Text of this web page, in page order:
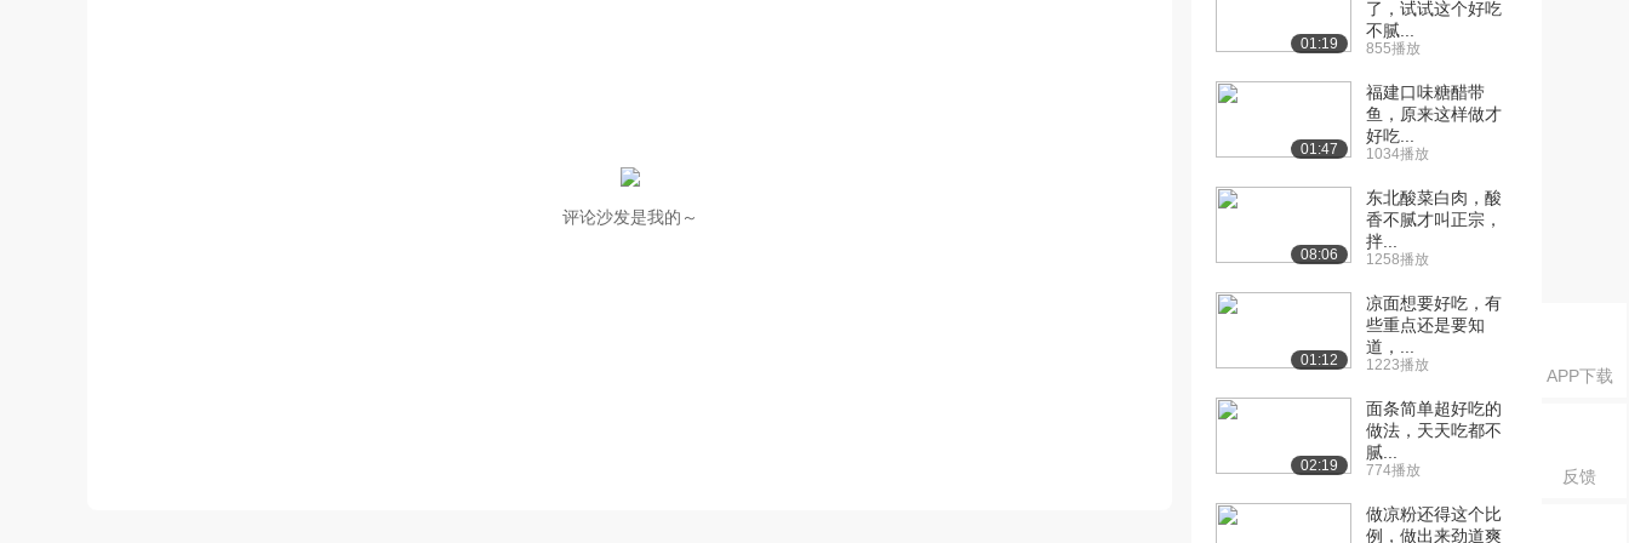
APP下载
反馈
评论沙发是我的～
01:19
了，试试这个好吃
不腻...
855播放
01:47
福建口味糖醋带
鱼，原来这样做才
好吃...
1034播放
08:06
东北酸菜白肉，酸
香不腻才叫正宗，
拌...
1258播放
01:12
凉面想要好吃，有
些重点还是要知
道，...
1223播放
02:19
面条简单超好吃的
做法，天天吃都不
腻...
774播放
做凉粉还得这个比
例，做出来劲道爽